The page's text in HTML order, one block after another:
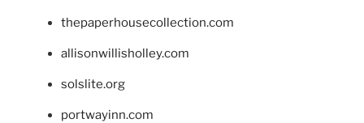
thepaperhousecollection.com
allisonwillisholley.com
solslite.org
portwayinn.com